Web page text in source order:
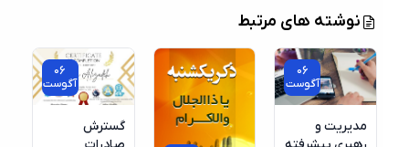
نوشته های مرتبط
06
آگوست
مدیریت و
06
آگوست
گسترش